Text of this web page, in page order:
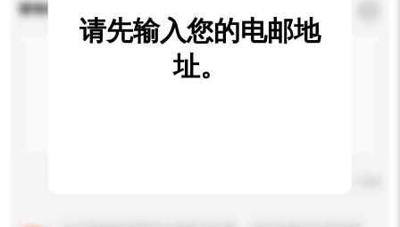
查询内容
请先输入您的电邮地
址。